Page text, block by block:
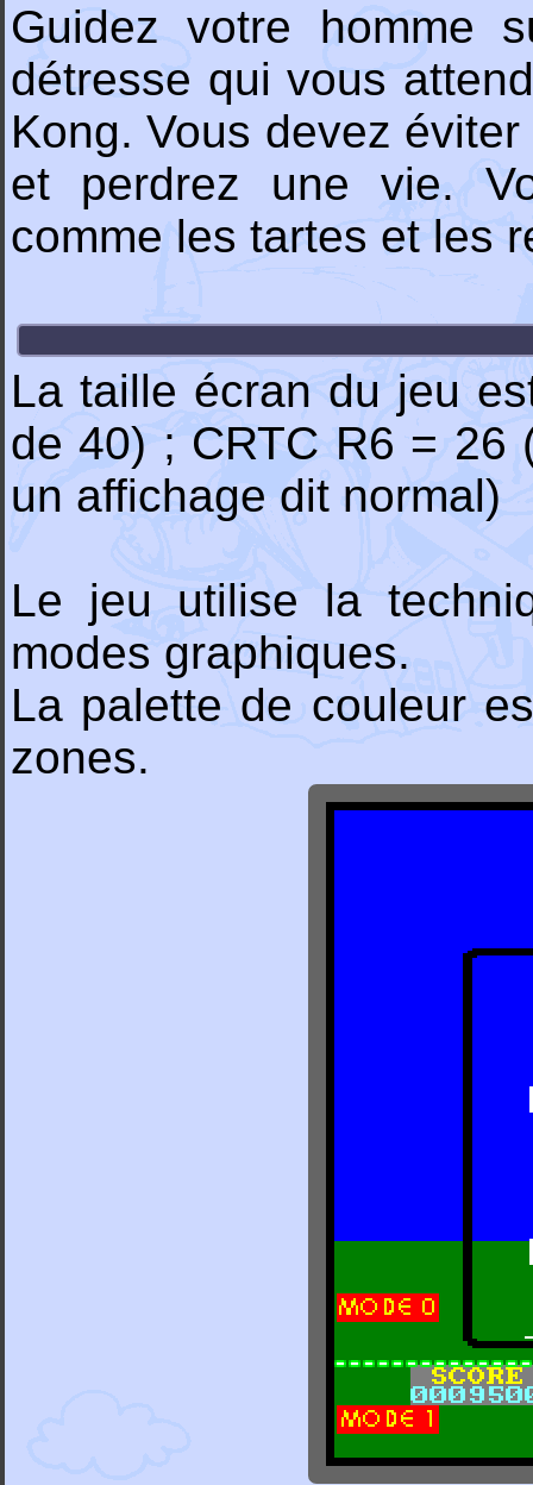
Guidez votre homme
détresse qui vous
Kong. Vous devez
et perdrez une vie.
comme les tartes et les
La taille écran du jeu
de 40) ; CRTC R6 = 26
un affichage dit normal)
Le jeu utilise la
modes graphiques.
La palette de couleur
zones.